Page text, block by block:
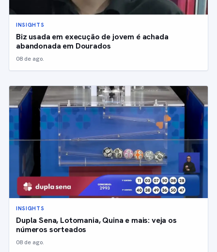
INSIGHTS
Biz usada em execução de jovem é achada
abandonada em Dourados
08 de ago.
INSIGHTS
Dupla Sena, Lotomania, Quina e mais: veja os
números sorteados
08 de ago.